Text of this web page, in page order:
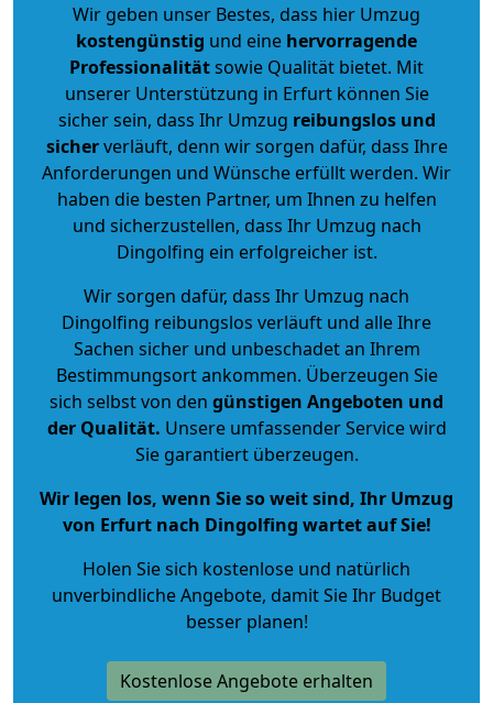
Wir geben unser Bestes, dass hier Umzug
kostengünstig und eine hervorragende
Professionalitätsowie Qualität bietet. Mit
unserer Unterstützung in Erfurt können Sie
sicher sein, dass Ihr Umzug reibungslos und
sicherverläuft, denn wir sorgen dafür, dass Ihre
Anforderungen und Wünsche erfüllt werden. Wir
haben die besten Partner, um Ihnen zu helfen
und sicherzustellen, dass Ihr Umzug nach
Dingolfing ein erfolgreicher ist.
Wir sorgen dafür, dass Ihr Umzug nach
Dingolfing reibungslos verläuft und alle Ihre
Sachen sicher und unbeschadet an Ihrem
Bestimmungsort ankommen. Überzeugen Sie
sich selbst von den günstigen Angeboten und
der Qualität. Unsere umfassender Service wird
Sie garantiert überzeugen.
Wir legen los, wenn Sie so weit sind, Ihr Umzug
von Erfurt nach Dingolfing wartet auf Sie!
Holen Sie sich kostenlose und natürlich
unverbindliche Angebote, damit Sie Ihr Budget
besser planen!
Kostenlose Angebote erhalten